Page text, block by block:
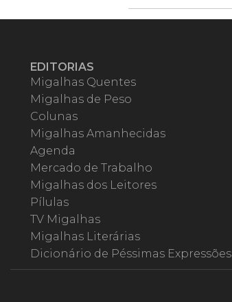
EDITORIAS
Migalhas Quentes
Migalhas de Peso
Colunas
Migalhas Amanhecidas
Agenda
Mercado de Trabalho
Migalhas dos Leitores
Pílulas
TV Migalhas
Migalhas Literárias
Dicionário de Péssimas Expressões